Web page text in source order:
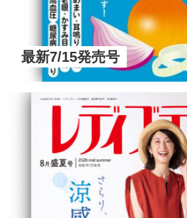
最新7/15発売号